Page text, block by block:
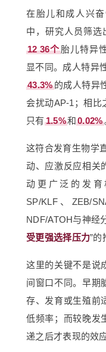
在胎儿和成人兴奋
中，研究人员筛选
12 36个胎儿特异
显不同。成人特异
43.3%的成人特异
会扰动AP-1；相比
只有 1.5%和0.02%
这符合发育生物学
动、应激反应相关
动更广泛的发育
SP/KLF、ZEB/
NDF/ATOH与神经
受更强选择压力”的
这里的关键不是说
间窗口不同。早期
存、发育或生殖前
低频率；而较晚发
递之后才表现的效